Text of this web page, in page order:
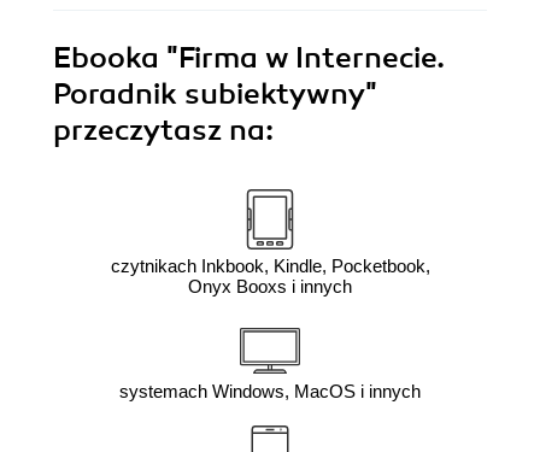
Ebooka "Firma w Internecie.
Poradnik subiektywny"
przeczytasz na:
czytnikach Inkbook, Kindle, Pocketbook,
Onyx Booxs i innych
systemach Windows, MacOS i innych